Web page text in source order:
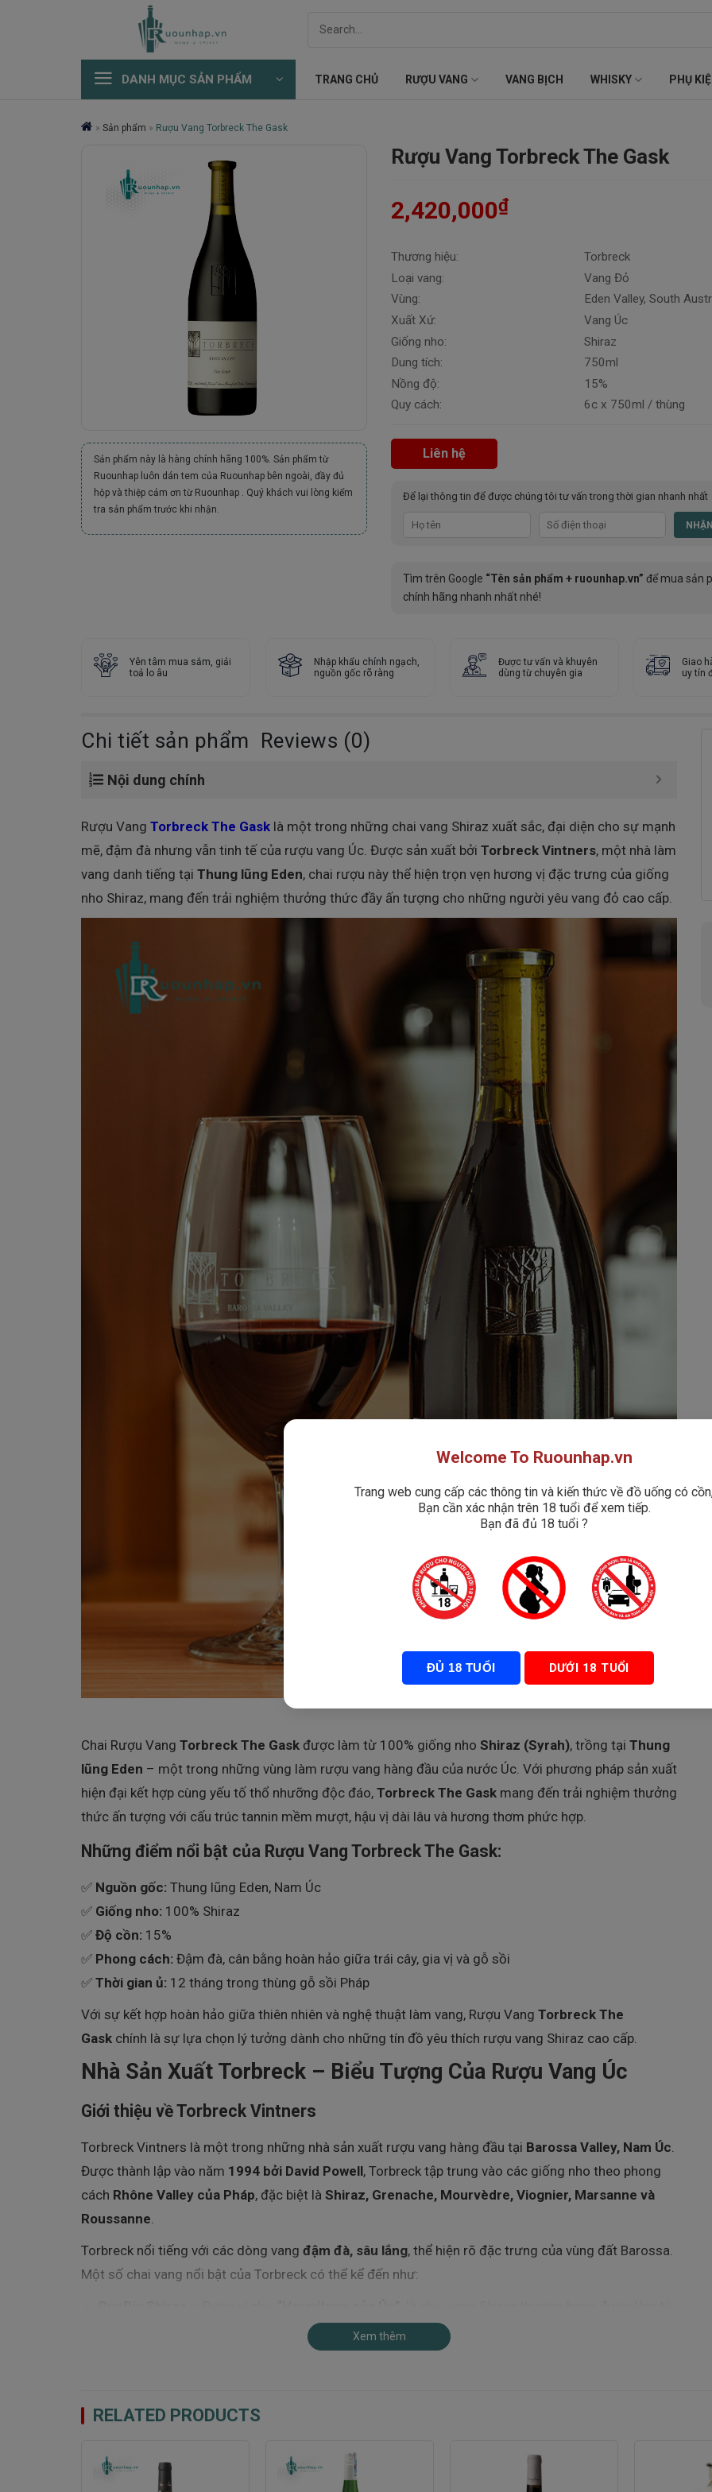
DANH MỤC SẢN PHẨM TRANG CHỦ RƯỢU VANG VANG BỊCH WHISKY PHỤ
» Sản phẩm » Rượu Vang Torbreck The Gask
Sản phẩm này là hàng chính hãng 100%. Sản phẩm từ
Ruounhap luôn dán tem của Ruounhap bên ngoài, đầy đủ
hộp và thiệp cảm ơn từ Ruounhap . Quý khách vui lòng kiểm
tra sản phẩm trước khi nhận.
Rượu Vang Torbreck The Gask
2,420,000₫
Thương hiệu:
Loại vang:
Vùng:
Xuất Xứ:
Giống nho:
Dung tích:
Nồng độ:
Quy cách:
Torbreck
Vang Đỏ
Eden Valley, South
Vang Úc
Shiraz
750ml
15%
6c x 750ml / thùng
Liên hệ
Để lại thông tin để được chúng tôi tư vấn trong thời gian nhanh nhất
Tìm trên Google “Tên sản phẩm + ruounhap.vn” để mua sản
chính hãng nhanh nhất nhé!
Yên tâm mua sắm, giải
toả lo âu
Nhập khẩu chính ngạch,
nguồn gốc rõ ràng
Được tư vấn và khuyên
dùng từ chuyên gia
Giao
uy tín
Chi tiết sản phẩm Reviews (0)
Nội dung chính
Rượu Vang Torbreck The Gask là một trong những chai vang Shiraz xuất sắc, đại diện cho sự mạnh
mẽ, đậm đà nhưng vẫn tinh tế của rượu vang Úc. Được sản xuất bởi Torbreck Vintners, một nhà làm
vang danh tiếng tại Thung lũng Eden, chai rượu này thể hiện trọn vẹn hương vị đặc trưng của giống
nho Shiraz, mang đến trải nghiệm thưởng thức đầy ấn tượng cho những người yêu vang đỏ cao cấp.
Chai Rượu Vang Torbreck The Gask được làm từ 100% giống nho Shiraz (Syrah), trồng tại Thung
lũng Eden – một trong những vùng làm rượu vang hàng đầu của nước Úc. Với phương pháp sản xuất
hiện đại kết hợp cùng yếu tố thổ nhưỡng độc đáo, Torbreck The Gask mang đến trải nghiệm thưởng
thức ấn tượng với cấu trúc tannin mềm mượt, hậu vị dài lâu và hương thơm phức hợp.
Những điểm nổi bật của Rượu Vang Torbreck The Gask:
✅ Nguồn gốc: Thung lũng Eden, Nam Úc
✅ Giống nho: 100% Shiraz
✅ Độ cồn: 15%
✅ Phong cách: Đậm đà, cân bằng hoàn hảo giữa trái cây, gia vị và gỗ sồi
✅ Thời gian ủ: 12 tháng trong thùng gỗ sồi Pháp
Với sự kết hợp hoàn hảo giữa thiên nhiên và nghệ thuật làm vang, Rượu Vang Torbreck The
Gask chính là sự lựa chọn lý tưởng dành cho những tín đồ yêu thích rượu vang Shiraz cao cấp.
Nhà Sản Xuất Torbreck – Biểu Tượng Của Rượu Vang Úc
Giới thiệu về Torbreck Vintners
Torbreck Vintners là một trong những nhà sản xuất rượu vang hàng đầu tại Barossa Valley, Nam Úc
Được thành lập vào năm 1994 bởi David Powell, Torbreck tập trung vào các giống nho theo phong
cách Rhône Valley của Pháp, đặc biệt là Shiraz, Grenache, Mourvèdre, Viognier, Marsanne và
Roussanne
Torbreck nổi tiếng với các dòng vang đậm đà, sâu lắng, thể hiện rõ đặc trưng của vùng đất Barossa.
Một số chai vang nổi bật của Torbreck có thể kể đến như:
Torbreck The Gask– Dòng vang Shiraz đặc trưng, mang hương vị mạnh mẽ và đầy tinh tế từ
Nhờ chất lượng rượu vang đẳng cấp, Torbreck đã được xếp vào danh sách
“100 nhà sản xuất rượu
Xem thêm
RELATED PRODUCTS
Welcome To Ruounhap.vn
Trang web cung cấp các thông tin và kiến thức về đồ uống có
Bạn cần xác nhận trên 18 tuổi để xem tiếp.
Bạn đã đủ 18 tuổi ?
ĐỦ 18 TUỔI DƯỚI 18 TUỔI